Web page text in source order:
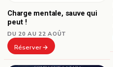
Charge mentale, sauve qui
peut !
DU 20 AU 22 AOÛT
Réserver